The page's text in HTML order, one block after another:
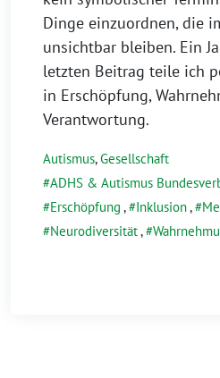
Dinge einzuordnen, die
unsichtbar bleiben. Ein
letzten Beitrag teile ich
in Erschöpfung,
Verantwortung.
Autismus,Gesellschaft
ADHS & Autismus
Erschöpfung , Inklusion,
Neurodiversität,